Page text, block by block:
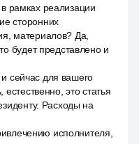
рамках реализации
сторонних
материалов? Да,
будет представлено и
сейчас для вашего
это статья
Расходы на
исполнителя,